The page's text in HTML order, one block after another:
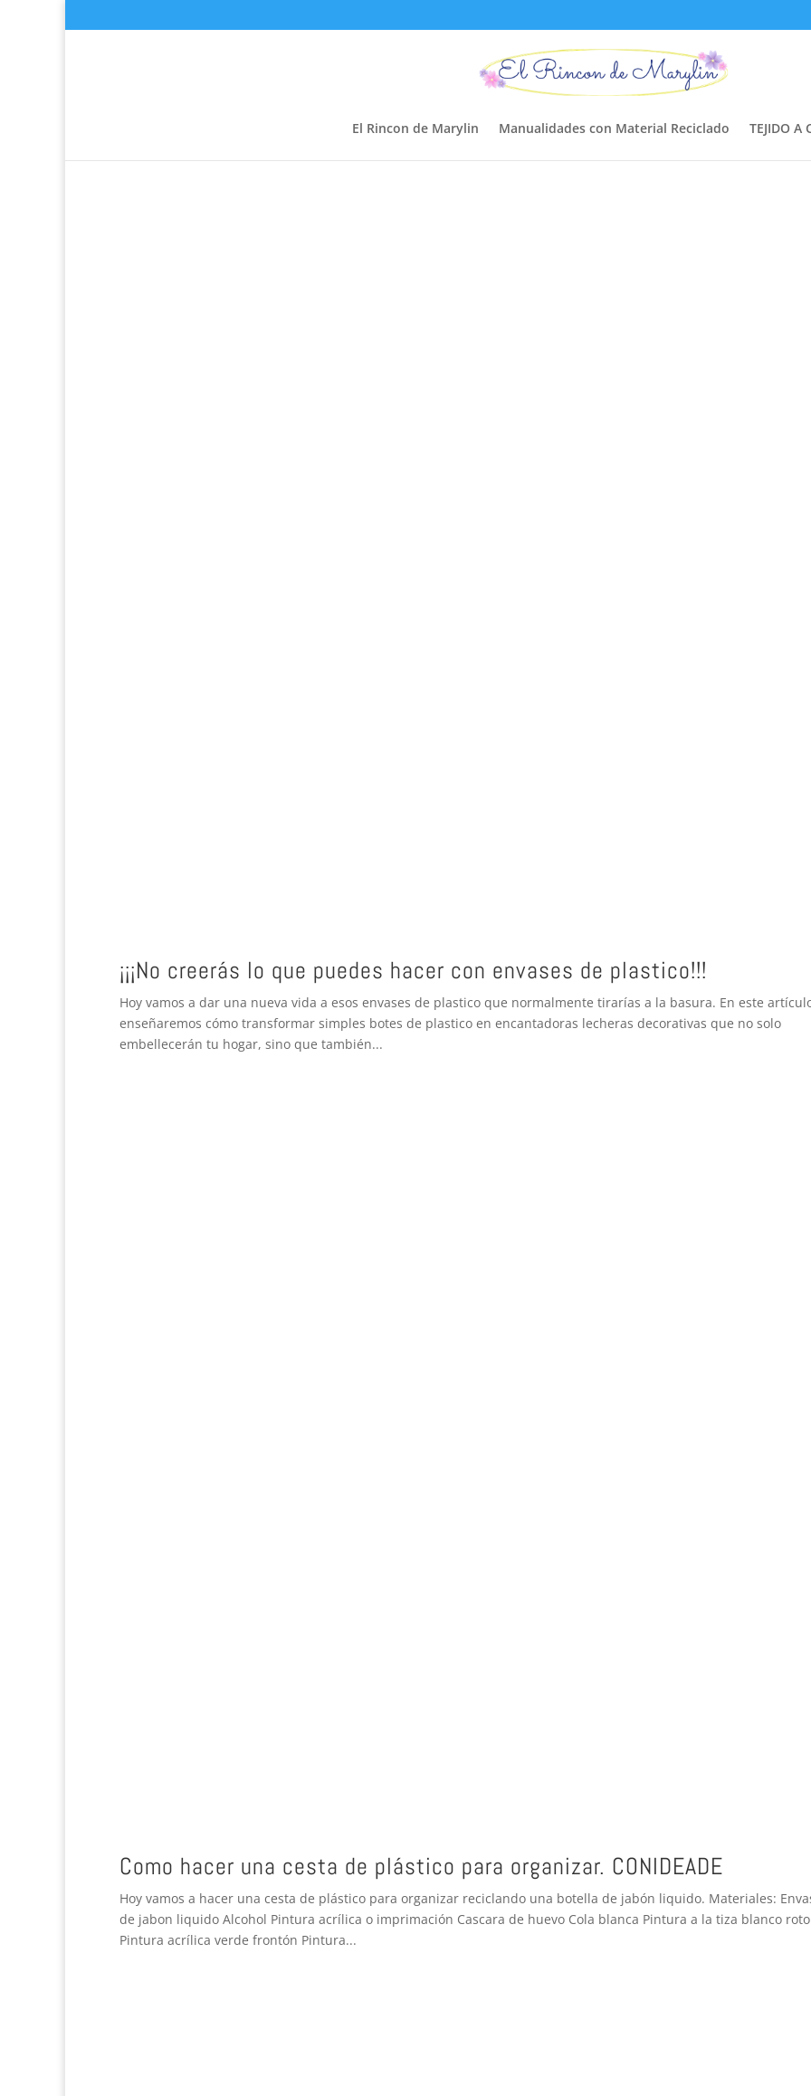
El Rincon de Marylin Manualidades con Material Reciclado TEJIDO A
¡¡¡No creerás lo que puedes hacer con envases de plastico!!!
Hoy vamos a dar una nueva vida a esos envases de plastico que normalmente tirarías a la basura. En este
enseñaremos cómo transformar simples botes de plastico en encantadoras lecheras decorativas que no solo
embellecerán tu hogar, sino que también...
Como hacer una cesta de plástico para organizar. CONIDEADE
Hoy vamos a hacer una cesta de plástico para organizar reciclando una botella de jabón liquido. Materiales:
de jabon liquido Alcohol Pintura acrílica o imprimación Cascara de huevo Cola blanca Pintura a la tiza blanco roto
Pintura acrílica verde frontón Pintura...